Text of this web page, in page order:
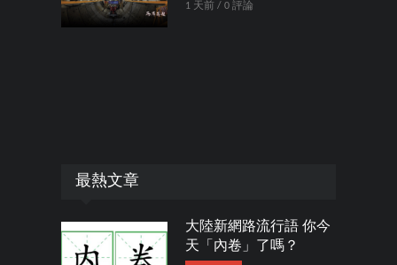
1 天前 / 0 評論
最熱文章
大陸新網路流行語 你今
天「內卷」了嗎？